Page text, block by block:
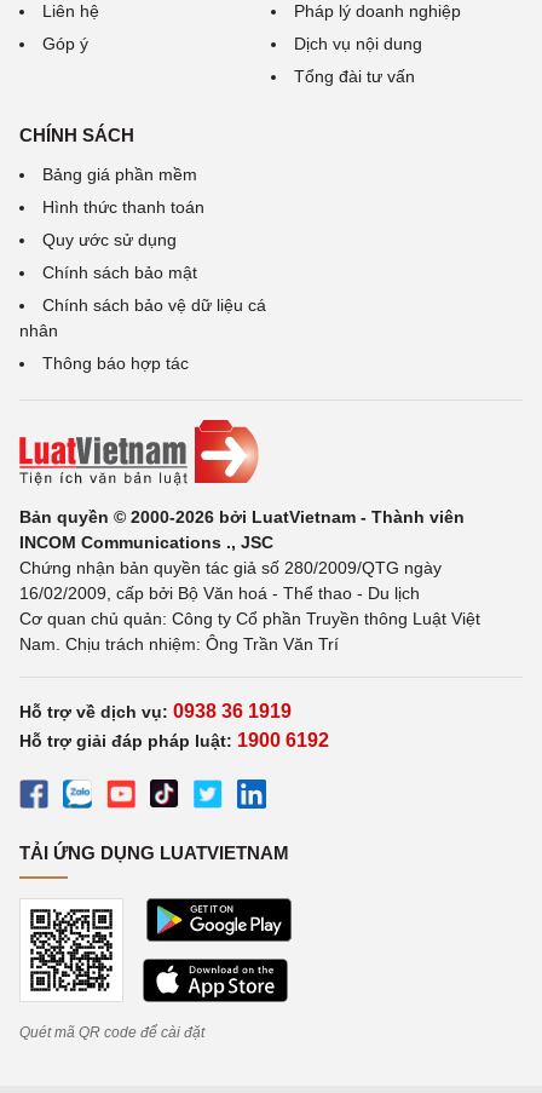
Liên hệ
Góp ý
Pháp lý doanh nghiệp
Dịch vụ nội dung
Tổng đài tư vấn
CHÍNH SÁCH
Bảng giá phần mềm
Hình thức thanh toán
Quy ước sử dụng
Chính sách bảo mật
Chính sách bảo vệ dữ liệu cá
nhân
Thông báo hợp tác
Bản quyền © 2000-2026 bởi LuatVietnam - Thành viên
INCOM Communications ., JSC
Chứng nhận bản quyền tác giả số 280/2009/QTG ngày
16/02/2009, cấp bởi Bộ Văn hoá - Thể thao - Du lịch
Cơ quan chủ quản: Công ty Cổ phần Truyền thông Luật Việt
Nam. Chịu trách nhiệm: Ông Trần Văn Trí
Hỗ trợ về dịch vụ: 0938 36 1919
Hỗ trợ giải đáp pháp luật: 1900 6192
TẢI ỨNG DỤNG LUATVIETNAM
Quét mã QR code để cài đặt